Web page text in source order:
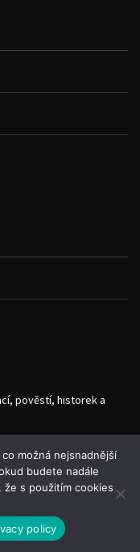
pověstí, historek a
možná nejsnadnější
budete nadále
že s použitím cookies
policy